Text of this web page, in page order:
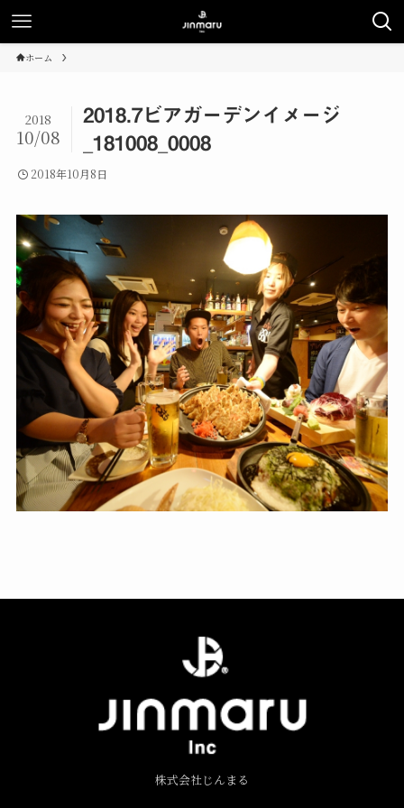
ホーム
2018.7ビアガーデンイメージ
_181008_0008
2018
10/08
2018年10月8日
株式会社じんまる